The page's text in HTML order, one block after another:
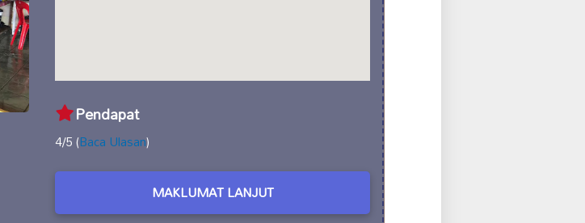
Pendapat
4/5 (Baca Ulasan)
MAKLUMAT LANJUT